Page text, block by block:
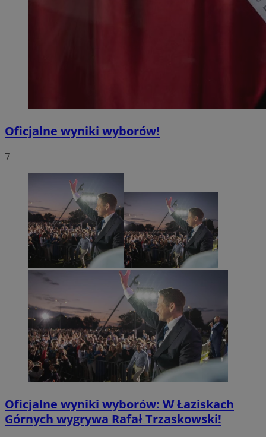
Oficjalne wyniki wyborów!
7
Oficjalne wyniki wyborów: W Łaziskach
Górnych wygrywa Rafał Trzaskowski!